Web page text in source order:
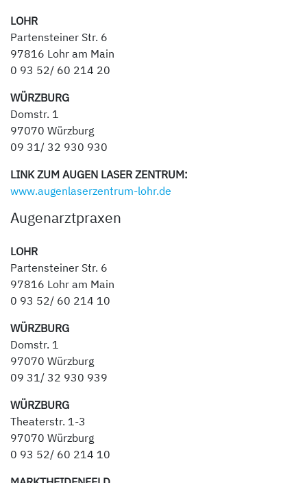
LOHR
Partensteiner Str. 6
97816 Lohr am Main
0 93 52/ 60 214 20
WÜRZBURG
Domstr. 1
97070 Würzburg
09 31/ 32 930 930
LINK ZUM AUGEN LASER ZENTRUM:
www.augenlaserzentrum-lohr.de
Augenarztpraxen
LOHR
Partensteiner Str. 6
97816 Lohr am Main
0 93 52/ 60 214 10
WÜRZBURG
Domstr. 1
97070 Würzburg
09 31/ 32 930 939
WÜRZBURG
Theaterstr. 1-3
97070 Würzburg
0 93 52/ 60 214 10